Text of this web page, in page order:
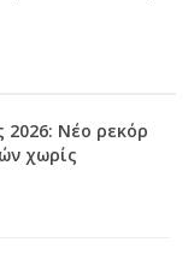
2026: Νέο ρεκόρ
χωρίς